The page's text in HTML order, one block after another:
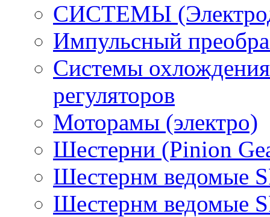
СИСТЕМЫ
Импульсный
Системы охлождения
регуляторов
Моторамы (электро)
Шестерни (Pinion
Шестернм ведомые
Шестернм ведомые